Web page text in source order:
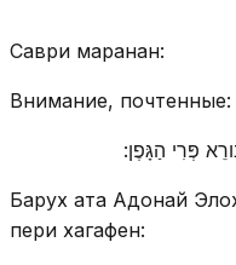
Саври маранан:
Внимание, почтенные:
פְּרִי הַגָּפֶן:
Барух ата Адонай
пери хагафен: